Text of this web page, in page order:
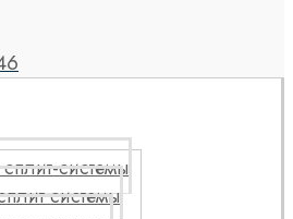
системы
системы